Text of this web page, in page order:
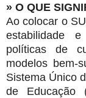
» O QUE
Ao colocar o
estabilidade
políticas de
modelos bem-
Sistema Único
de